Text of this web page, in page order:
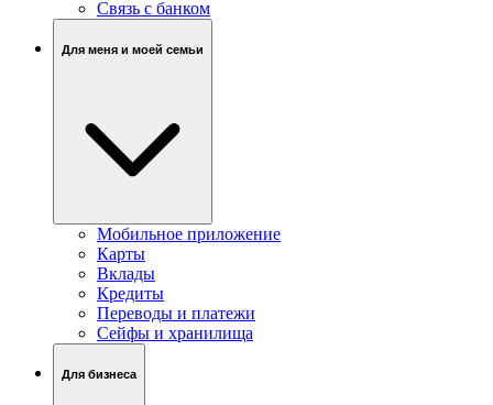
Связь c банком
Для меня и моей семьи
Мобильное приложение
Карты
Вклады
Кредиты
Переводы и платежи
Сейфы и хранилища
Для бизнеса